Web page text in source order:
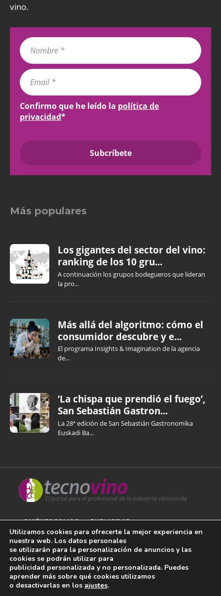
vino.
Confirmo que he leído la política de
privacidad*
Más populares
Los gigantes del sector del vino:
ranking de los 10 gru...
A continuación los grupos bodegueros que lideran
la pro...
Más allá del algoritmo: cómo el
consumidor descubre y e...
El programa Insights & Imagination de la agencia
de...
‘La chispa que prendió el fuego’,
San Sebastián Gastron...
La 28ª edición de San Sebastián Gastronomika
Euskadi Ba...
QUIÉNES SOMOS PUBLICIDAD
AVISO LEGAL
POLÍTICA DE COOKIES
POLÍTICA DE PRIVACIDAD
Utilizamos cookies para ofrecerte la mejor experiencia en
nuestra web. Los datos personales
se utilizarán para la personalización de anuncios y las
cookies se podrán utilizar para
publicidad personalizada y no personalizada. Puedes
aprender más sobre qué cookies utilizamos
o desactivarlas en los ajustes.